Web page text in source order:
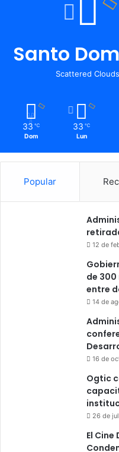
Santo
Scattered Clouds
33 ℃
Dom
33 ℃
Lun
Popular
12 de
de
entre
14 de
16 de
Ogtic
26 de
El Cine